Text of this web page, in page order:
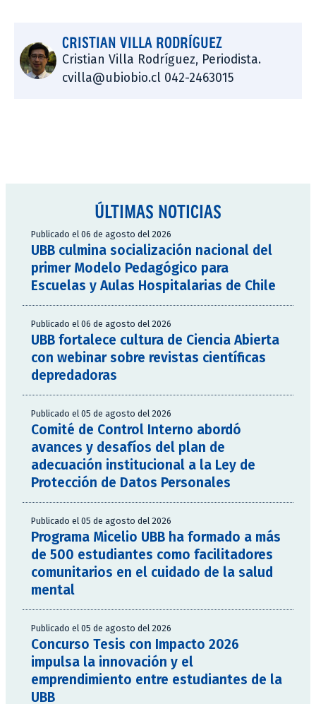
CRISTIAN VILLA RODRÍGUEZ
Cristian Villa Rodríguez, Periodista.
cvilla@ubiobio.cl 042-2463015
ÚLTIMAS NOTICIAS
Publicado el 06 de agosto del 2026
UBB culmina socialización nacional del
primer Modelo Pedagógico para
Escuelas y Aulas Hospitalarias de Chile
Publicado el 06 de agosto del 2026
UBB fortalece cultura de Ciencia Abierta
con webinar sobre revistas científicas
depredadoras
Publicado el 05 de agosto del 2026
Comité de Control Interno abordó
avances y desafíos del plan de
adecuación institucional a la Ley de
Protección de Datos Personales
Publicado el 05 de agosto del 2026
Programa Micelio UBB ha formado a más
de 500 estudiantes como facilitadores
comunitarios en el cuidado de la salud
mental
Publicado el 05 de agosto del 2026
Concurso Tesis con Impacto 2026
impulsa la innovación y el
emprendimiento entre estudiantes de la
UBB